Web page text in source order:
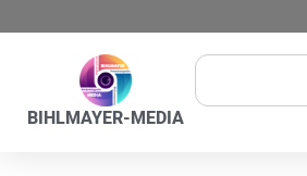
BIHLMAYER-MEDIA